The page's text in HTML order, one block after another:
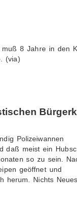
muß 8 Jahre in den
(via)
Polizeiwannen
daß meist ein
so zu sein.
geöffnet und
herum. Nichts